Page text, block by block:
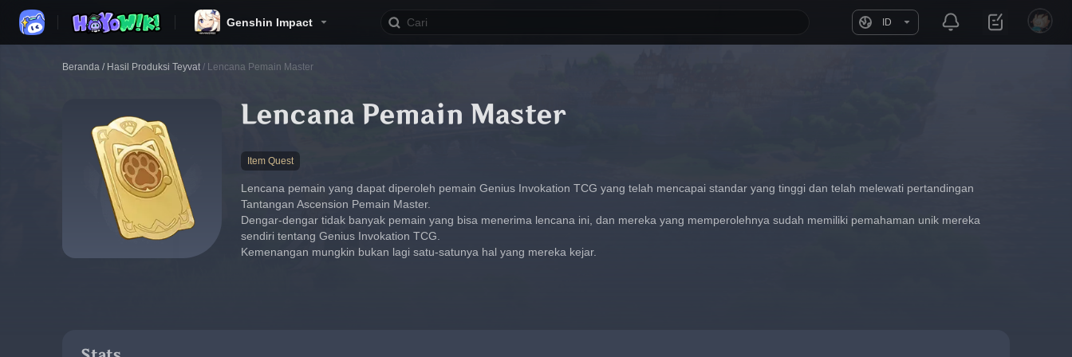
Genshin Impact ID
Beranda / Hasil Produksi Teyvat / Lencana Pemain Master
Lencana Pemain Master
Item Quest
Lencana pemain yang dapat diperoleh pemain Genius Invokation TCG yang telah mencapai standar yang tinggi dan telah melewati pertandingan
Tantangan Ascension Pemain Master.
Dengar-dengar tidak banyak pemain yang bisa menerima lencana ini, dan mereka yang memperolehnya sudah memiliki pemahaman unik mereka
sendiri tentang Genius Invokation TCG.
Kemenangan mungkin bukan lagi satu-satunya hal yang mereka kejar.